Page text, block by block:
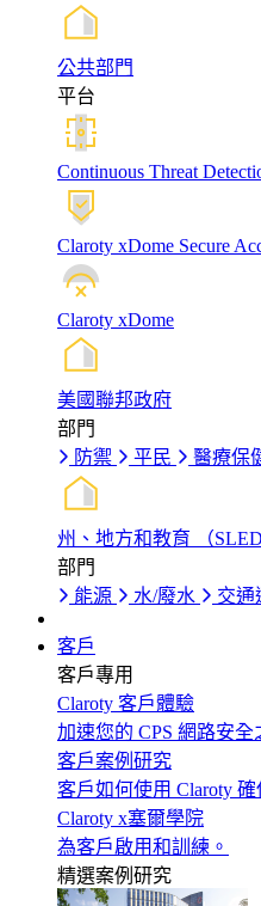
公共部門
平台
Continuous Threat
Claroty xDome Secure
Claroty xDome
美國聯邦政府
部門
防禦
平民 醫療保
州、地方和教育 （SLED
部門
能源
水/廢水 交通
客戶
客戶專用
Claroty 客戶體驗
加速您的 CPS 網路安全
客戶案例研究
客戶如何使用 Claroty
Claroty x塞爾學院
為客戶啟用和訓練。
精選案例研究